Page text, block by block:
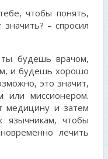
чтобы понять,
– спросил
будешь врачом,
и будешь хорошо
это значит,
или миссионером.
медицину и затем
язычникам, чтобы
лечить